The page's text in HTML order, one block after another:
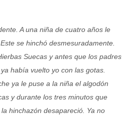
A una niña de cuatro años le
se hinchó desmesuradamente.
Suecas y antes que los padres
había vuelto yo con las gotas.
ya le puse a la niña el algodón
y durante los tres minutos que
hinchazón desapareció. Ya no